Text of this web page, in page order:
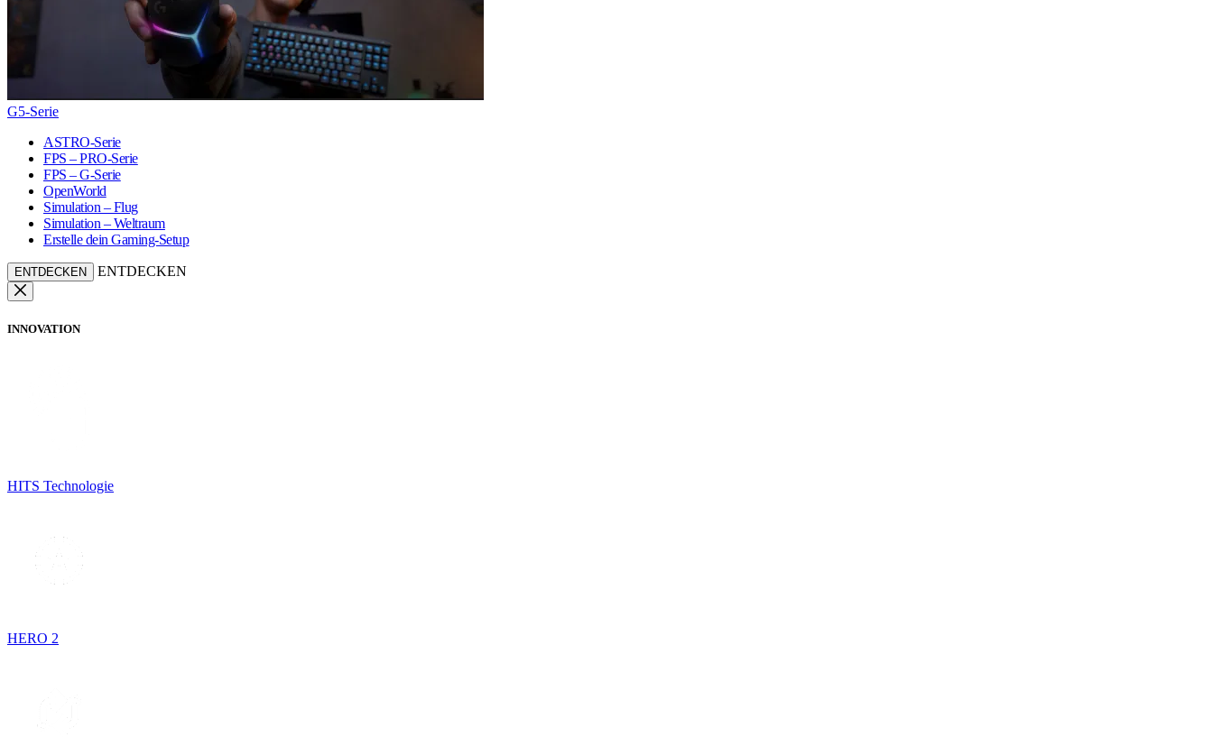
G5-Serie
ASTRO-Serie
FPS – PRO-Serie
FPS – G-Serie
OpenWorld
Simulation – Flug
Simulation – Weltraum
Erstelle dein Gaming-Setup
ENTDECKEN ENTDECKEN
INNOVATION
HITS Technologie
HERO 2